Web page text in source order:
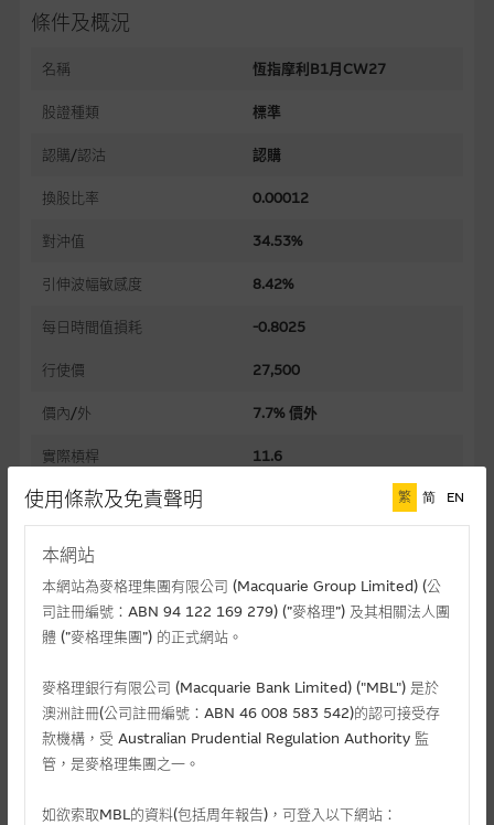
條件及概況
名稱 恆指摩利B1月CW27
股證種類 標準
認購/認沽 認購
換股比率 0.00012
對沖值 34.53%
引伸波幅敏感度 8.42%
每日時間值損耗 -0.8025
行使價 27,500
價內/外 7.7% 價外
實際槓桿 11.6
過去30日正股歷史波幅
槓桿比率
溢價 10.70%
引伸波幅
上市日(日-月-年) 29/07/2026
最後交易日(日-月-年)
使用條款及免責聲明 繁 简 EN
本網站
本網站為麥格理集團有限公司 (Macquarie Group Limited) (公
司註冊編號：ABN 94 122 169 279) (”麥格理”) 及其相關法人團
體 (”麥格理集團”) 的正式網站。
麥格理銀行有限公司 (Macquarie Bank Limited) ("MBL") 是於
澳洲註冊(公司註冊編號：ABN 46 008 583 542)的認可接受存
款機構，受 Australian Prudential Regulation Authority 監
管，是麥格理集團之一。
如欲索取MBL的資料(包括周年報告)，可登入以下網站：